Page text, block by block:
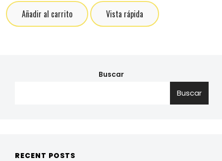
Añadir al carrito Vista rápida
Buscar
Buscar
RECENT POSTS